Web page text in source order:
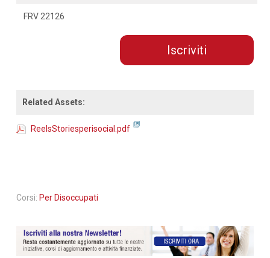
FRV 22126
Iscriviti
Related Assets:
ReelsStoriesperisocial.pdf
Corsi: Per Disoccupati